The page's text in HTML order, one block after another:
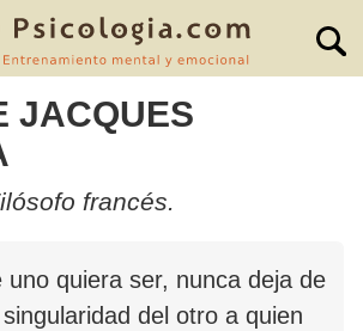
JACQUES
francés.
uno quiera ser, nunca deja de
del otro a quien